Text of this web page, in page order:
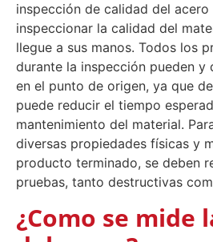
inspección de calidad del
inspeccionar la calidad del
llegue a sus manos. Todos los
durante la inspección pueden y
en el punto de origen, ya que
puede reducir el tiempo
mantenimiento del material.
diversas propiedades físicas y
producto terminado, se deben
pruebas, tanto destructivas
¿Como se mide